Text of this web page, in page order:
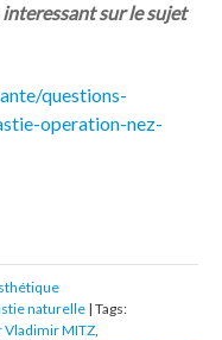
sur le sujet
questions-
operation-nez-
naturelle | Tags:
Vladimir MITZ